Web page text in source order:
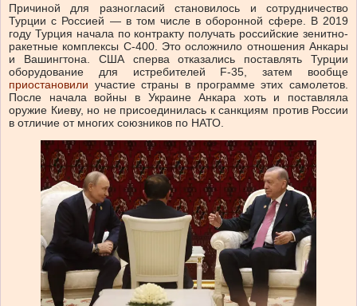
Причиной для разногласий становилось и сотрудничество
Турции с Россией — в том числе в оборонной сфере. В 2019
году Турция начала по контракту получать российские зенитно-
ракетные комплексы С-400. Это осложнило отношения Анкары
и Вашингтона. США сперва отказались поставлять Турции
оборудование для истребителей F-35, затем вообще
приостановили участие страны в программе этих самолетов.
После начала войны в Украине Анкара хоть и поставляла
оружие Киеву, но не присоединилась к санкциям против России
в отличие от многих союзников по НАТО.